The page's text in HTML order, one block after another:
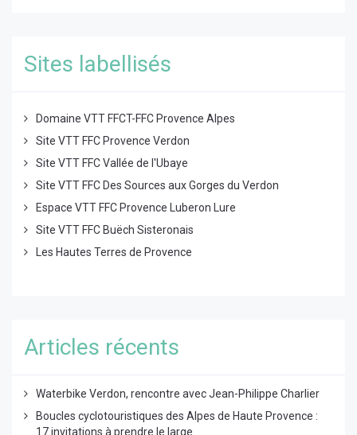
Sites labellisés
Domaine VTT FFCT-FFC Provence Alpes
Site VTT FFC Provence Verdon
Site VTT FFC Vallée de l'Ubaye
Site VTT FFC Des Sources aux Gorges du Verdon
Espace VTT FFC Provence Luberon Lure
Site VTT FFC Buëch Sisteronais
Les Hautes Terres de Provence
Articles récents
Waterbike Verdon, rencontre avec Jean-Philippe Charlier
Boucles cyclotouristiques des Alpes de Haute Provence :
17 invitations à prendre le large